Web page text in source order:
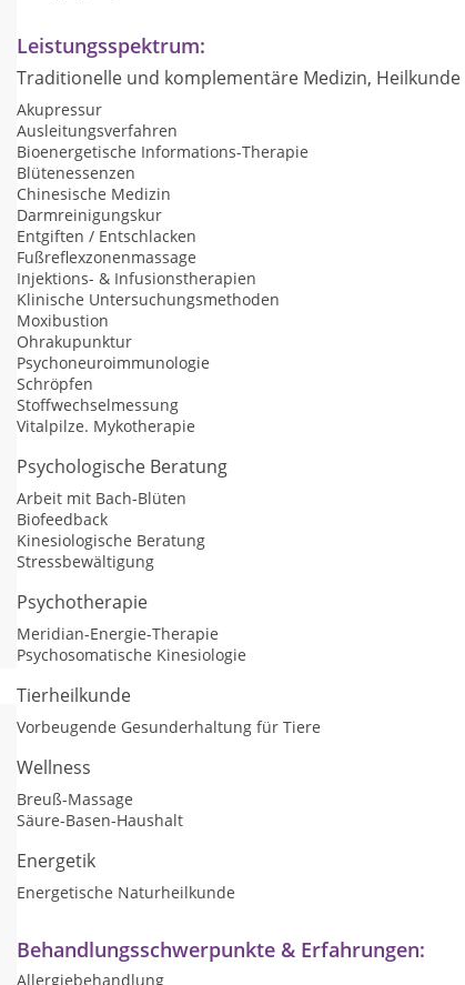
Leistungsspektrum:
Traditionelle und komplementäre Medizin, Heilkunde
Akupressur
Ausleitungsverfahren
Bioenergetische Informations-Therapie
Blütenessenzen
Chinesische Medizin
Darmreinigungskur
Entgiften / Entschlacken
Fußreflexzonenmassage
Injektions- & Infusionstherapien
Klinische Untersuchungsmethoden
Moxibustion
Ohrakupunktur
Psychoneuroimmunologie
Schröpfen
Stoffwechselmessung
Vitalpilze. Mykotherapie
Psychologische Beratung
Arbeit mit Bach-Blüten
Biofeedback
Kinesiologische Beratung
Stressbewältigung
Psychotherapie
Meridian-Energie-Therapie
Psychosomatische Kinesiologie
Tierheilkunde
Vorbeugende Gesunderhaltung für Tiere
Wellness
Breuß-Massage
Säure-Basen-Haushalt
Energetik
Energetische Naturheilkunde
Behandlungsschwerpunkte & Erfahrungen:
Allergiebehandlung